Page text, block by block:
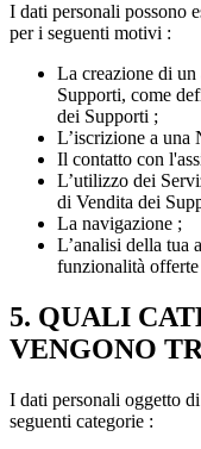
I dati personali possono
per i seguenti motivi :
La creazione di
Supporti, come
dei Supporti ;
L’iscrizione a una
Il contatto con
L’utilizzo dei
di Vendita dei
La navigazione ;
L’analisi della tua
funzionalità
5. QUALI
VENGONO
I dati personali oggetto
seguenti categorie :